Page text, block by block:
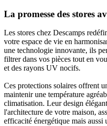
La promesse des stores
Les stores chez Descamps
votre espace de vie en
une technologie innovante, ils
filtrer dans vos pièces tout en
et des rayons UV nocifs.
Ces protections solaires offrent
maintenir une température
climatisation. Leur design
l'architecture de votre maison,
efficacité énergétique mais aussi